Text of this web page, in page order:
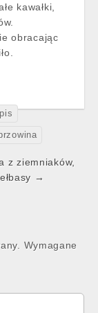
kawałki,
obracając
z ziemniaków,
→
Wymagane